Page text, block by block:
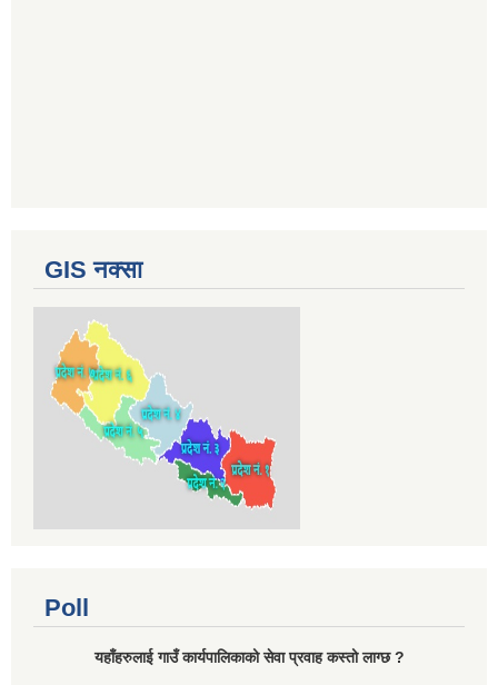
GIS नक्सा
Poll
यहाँहरुलाई गाउँ कार्यपालिकाको सेवा प्रवाह कस्तो लाग्छ ?